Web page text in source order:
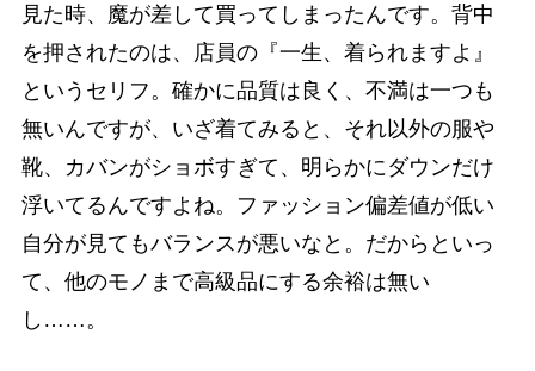
見た時、魔が差して買ってしまったんです。背中
を押されたのは、店員の『一生、着られますよ』
というセリフ。確かに品質は良く、不満は一つも
無いんですが、いざ着てみると、それ以外の服や
靴、カバンがショボすぎて、明らかにダウンだけ
浮いてるんですよね。ファッション偏差値が低い
自分が見てもバランスが悪いなと。だからといっ
て、他のモノまで高級品にする余裕は無い
し……。